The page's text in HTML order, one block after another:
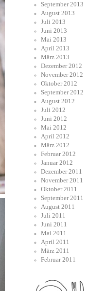
September 2013
August 2013
Juli 2013
Juni 2013
Mai 2013
April 2013
März 2013
Dezember 2012
November 2012
Oktober 2012
September 2012
August 2012
Juli 2012
Juni 2012
Mai 2012
April 2012
März 2012
Februar 2012
Januar 2012
Dezember 2011
November 2011
Oktober 2011
September 2011
August 2011
Juli 2011
Juni 2011
Mai 2011
April 2011
März 2011
Februar 2011